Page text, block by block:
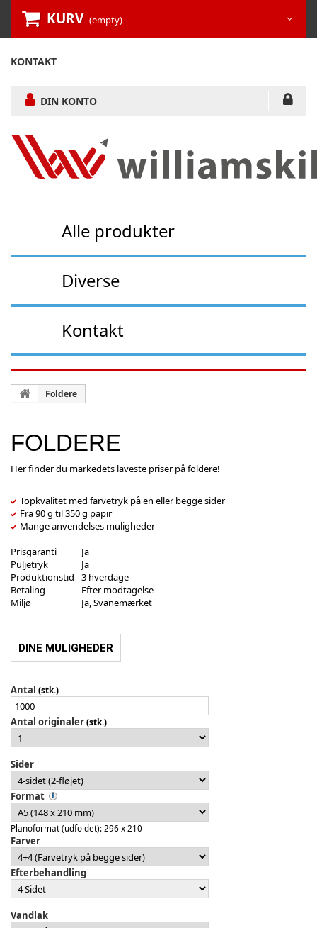
KURV (empty)
KONTAKT
DIN KONTO
Alle produkter
Diverse
Kontakt
Foldere
FOLDERE
Her finder du markedets laveste priser på foldere!
Topkvalitet med farvetryk på en eller begge sider
Fra 90 g til 350 g papir
Mange anvendelses muligheder
Prisgaranti
Ja
Puljetryk
Ja
Produktionstid
3 hverdage
Betaling
Efter modtagelse
Miljø
Ja, Svanemærket
DINE MULIGHEDER
Antal (stk.)
Antal originaler(stk.)
Sider
Format
Planoformat (udfoldet): 296 x 210
Farver
Efterbehandling
Vandlak